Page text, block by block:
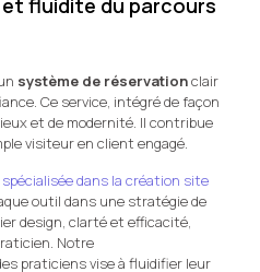
système de réservationclair
Ce service, intégré de façon
et de modernité. Il contribue
visiteur en client engagé.
spécialisée dans la création site
outil dans une stratégie de
design, clarté et efficacité,
Notre
praticiens vise à fluidifier leur